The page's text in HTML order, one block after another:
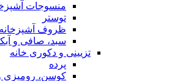
منسوجات
توستر
ظروف آشپزخانه
سبد، صافی و
تزیینی و دکوری خانه
پرده
کوسن، رومیزی